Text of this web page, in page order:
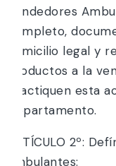
Vendedores
completo,
domicilio legal y
productos a la
practiquen esta
Departamento.
ARTÍCULO 2º:
ambulantes: